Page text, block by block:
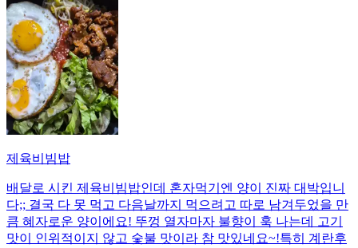
제육비빔밥
배달로 시킨 제육비빔밥인데 혼자먹기엔 양이 진짜 대박입니
다;; 결국 다 못 먹고 다음날까지 먹으려고 따로 남겨두었을 만
큼 혜자로운 양이에요! 뚜껑 열자마자 불향이 훅 나는데 고기
맛이 인위적이지 않고 숯불 맛이라 참 맛있네요~!특히 계란후